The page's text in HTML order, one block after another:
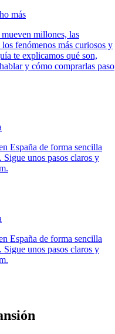
más
millones, las
fenómenos más curiosos y
te explicamos qué son,
y cómo comprarlas paso
España de forma sencilla
Sigue unos pasos claros y
España de forma sencilla
Sigue unos pasos claros y